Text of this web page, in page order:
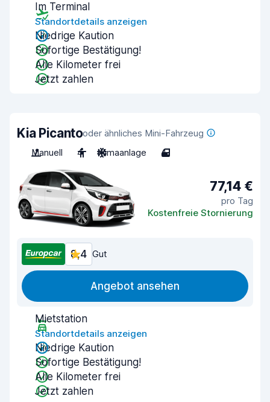
Im Terminal
Standortdetails anzeigen
Niedrige Kaution
Sofortige Bestätigung!
Alle Kilometer frei
Jetzt zahlen
Kia Picantooder ähnliches Mini-Fahrzeug
Manuell
4 Klimaanlage 4
77,14 €
pro Tag
Kostenfreie Stornierung
8,4 Gut
Angebot ansehen
Mietstation
Standortdetails anzeigen
Niedrige Kaution
Sofortige Bestätigung!
Alle Kilometer frei
Jetzt zahlen